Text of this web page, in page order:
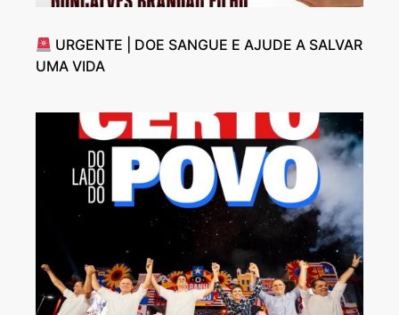
URGENTE | DOE SANGUE E AJUDE A SALVAR
UMA VIDA